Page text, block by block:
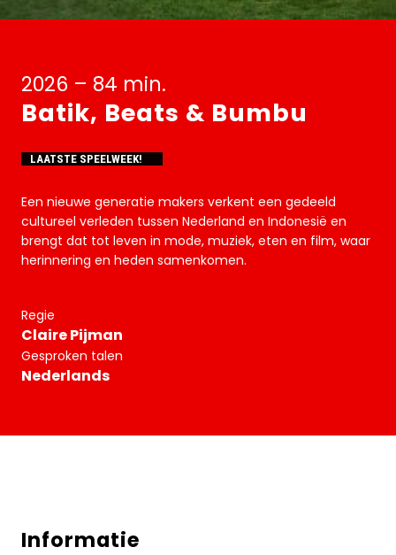
2026 – 84 min.
Batik, Beats & Bumbu
LAATSTE SPEELWEEK!
Een nieuwe generatie makers verkent een gedeeld
cultureel verleden tussen Nederland en Indonesië en
brengt dat tot leven in mode, muziek, eten en film, waar
herinnering en heden samenkomen.
Regie
Claire Pijman
Gesproken talen
Nederlands
Informatie